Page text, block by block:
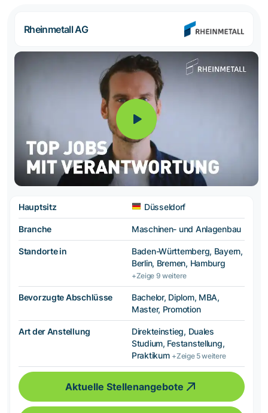
Rheinmetall AG
Hauptsitz Düsseldorf
Branche Maschinen- und Anlagenbau
Standorte in
Baden-Württemberg, Bayern,
Berlin, Bremen, Hamburg
+Zeige 9 weitere
Bevorzugte Abschlüsse
Bachelor, Diplom, MBA,
Master, Promotion
Art der Anstellung
Direkteinstieg, Duales
Studium, Festanstellung,
Praktikum +Zeige 5 weitere
Aktuelle Stellenangebote